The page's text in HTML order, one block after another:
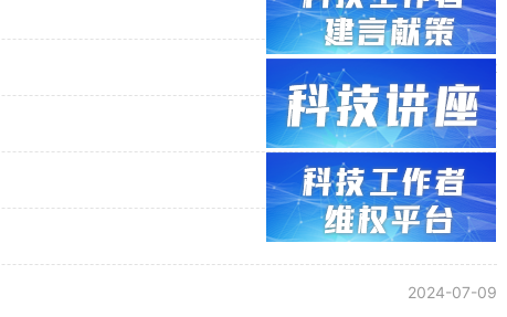
2024-07-24
2024-07-22
2024-07-22
2024-07-19
2024-07-09
2024-07-09